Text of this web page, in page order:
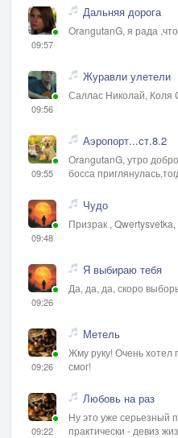
09:57
Дальняя дорога
OrangutanG, я рада
09:56
Журавли улетели
Саллас Николай, Коля
09:55
Аэропорт...ст.8.2
OrangutanG, утро
босса
09:48
Чудо
Призрак , Qwertysvetka,
09:26
Я выбираю тебя
Да, да, да, скоро
09:26
Метель
Жму руку! Очень хотел
смог!
09:22
Любовь на раз
Ну это уже серьезный
практически - девиз